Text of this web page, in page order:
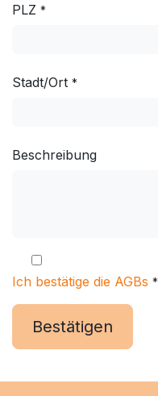
PLZ *
Stadt/Ort *
Beschreibung
Ich bestätige die AGBs *
Bestätigen